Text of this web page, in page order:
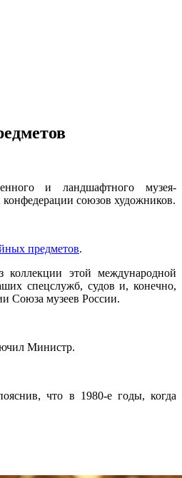
и ландшафтного музея-
союзов художников.
предметов.
этой международной
спецслужб, судов и, конечно,
Союза музеев России.
Министр.
что в 1980-е годы, когда